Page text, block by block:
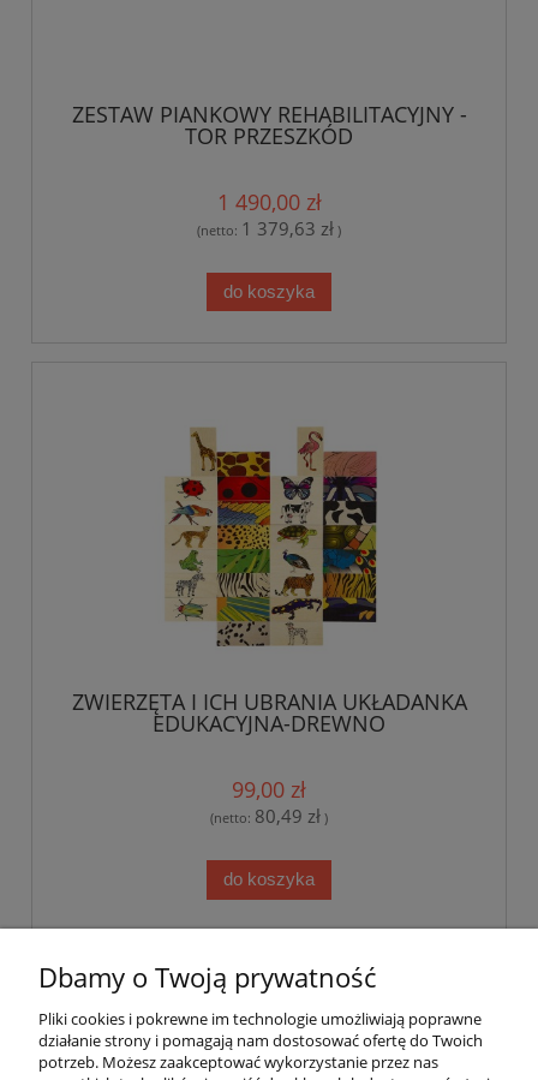
ZESTAW PIANKOWY REHABILITACYJNY -
TOR PRZESZKÓD
1 490,00 zł
(netto: 1 379,63 zł )
do koszyka
ZWIERZĘTA I ICH UBRANIA UKŁADANKA
EDUKACYJNA-DREWNO
99,00 zł
(netto: 80,49 zł )
do koszyka
« 1 ... 34 35 36 37
Pomoc
Dbamy o Twoją prywatność
Pliki cookies i pokrewne im technologie umożliwiają poprawne
działanie strony i pomagają nam dostosować ofertę do Twoich
potrzeb. Możesz zaakceptować wykorzystanie przez nas